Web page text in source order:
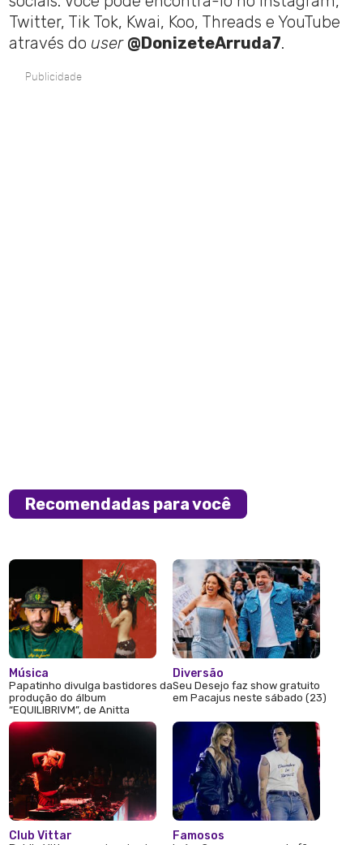
Twitter, Tik Tok, Kwai, Koo, Threads e YouTube
através do user @DonizeteArruda7.
Publicidade
Recomendadas para você
Música
Papatinho divulga bastidores da
produção do álbum
“EQUILIBRIVM”, de Anitta
Club Vittar
Diversão
Seu Desejo faz show gratuito
em Pacajus neste sábado (23)
Famosos